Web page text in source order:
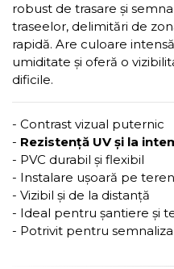
robust de trasare și
traseelor, delimitări de
rapidă. Are culoare
umiditate și oferă o
dificile.
- Contrast vizual puternic
- Rezistență UV și la
- PVC durabil și flexibil
- Instalare ușoară pe teren
- Vizibil și de la distanță
- Ideal pentru șantiere și
- Potrivit pentru